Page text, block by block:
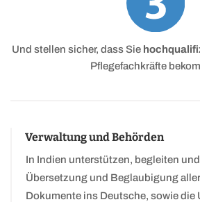
Und stellen sicher, dass Sie
Pflegefachkräfte
Verwaltung und Behörden
In Indien unterstützen, begleiten
Übersetzung und Beglaubigung
Dokumente ins Deutsche, sowie die